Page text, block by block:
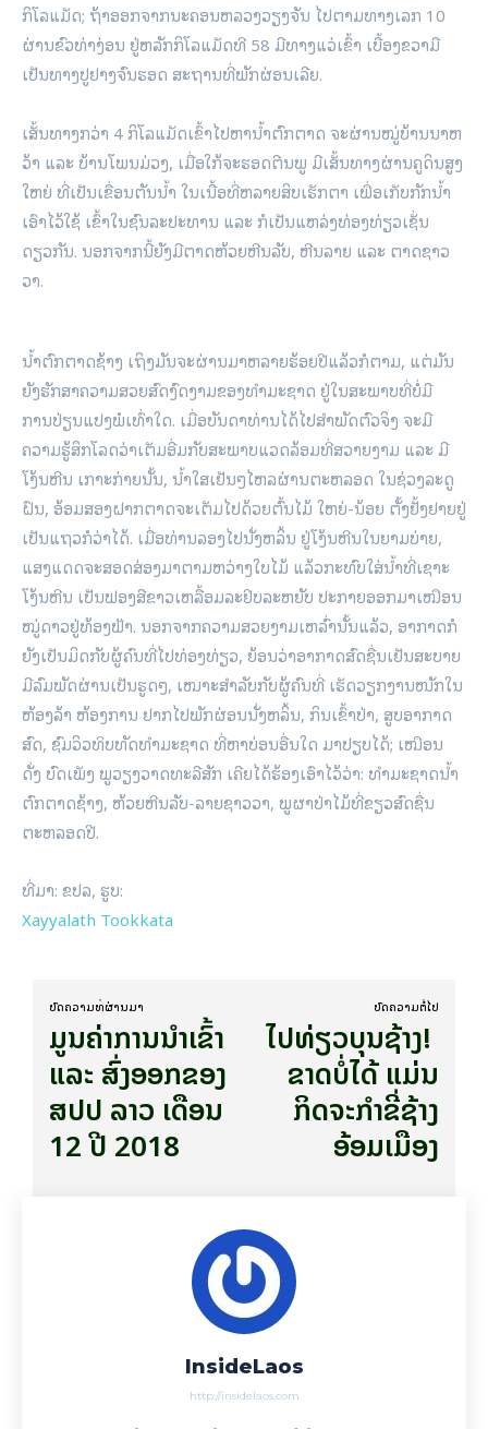
ກິໂລແມັດ; ຖ້າອອກຈາກນະຄອນຫລວງວຽງຈັນ ໄປຕາມທາງເລກ 10
ຜ່ານຂົວທ່າງ່ອນ ຢູ່ຫລັກກິໂລແມັດທີ 58 ມີທາງແວ່ເຂົ້າ ເບື້ອງຂວາມື​
ເປັນທາງປູຢາງຈົນຮອດ ສະຖານທີ່ພັກຜ່ອນເລີຍ.
ເສັ້ນທາງກວ່າ 4 ກິໂລແມັດເຂົ້າໄປຫານ້ຳຕົກຕາດ ຈະຜ່ານໝູ່ບ້ານນາຫ
ວ້າ ແລະ ບ້ານໂພນມ່ວງ, ເມື່ອໃກ້ຈະຮອດຕີນພູ ມີເສັ້ນທາງຜ່ານຄູດິນສູງ
ໃຫຍ່ ທີ່ເປັນເຂື່ອນຕັນນ້ຳ ໃນເນື້ອທີ່ຫລາຍສິບເຮັກຕາ ເພື່ອເກັບກັກນ້ຳ
ເອົາໄວ້ໃຊ້ ເຂົ້າໃນຊົນລະປະທານ ແລະ ກໍເປັນແຫລ່ງທ່ອງທ່ຽວເຊັ່ນ
ດຽວກັນ. ນອກຈາກ​ນີ້ຍັງ​ມີຕາດຫ້ວຍຫີນລັບ, ຫີນລາຍ ແລະ ຕາດຊາວ
ວາ.
ນ້ຳຕົກຕາດຊ້າງ ເຖິງມັນຈະຜ່ານມາຫລາຍຮ້ອຍປີແລ້ວກໍຕາມ, ແຕ່ມັນ
ຍັງຮັກສາຄວາມສວຍສົດງົດງາມຂອງທຳມະຊາດ ຢູ່ໃນສະພາບທີ່ບໍ່ມີ
ການປ່ຽນແປງພໍເທົ່າໃດ. ເມື່ອບັນດາທ່ານໄດ້ໄປສຳພັດຕົວຈິງ ຈະມີ
ຄວາມຮູ້ສຶກໂລດວ່າເຕັມອີ່ມກັບສະພາບແວດລ້ອມທີ່​ສວາຍ​ງາມ ​ແລະ ມີ
ໂງ້ນຫີນ ເກາະກ່າຍນັ້ນ, ນ້ຳໃສເຢັນໆໄຫລຜ່ານຕະຫລອດ ໃນຊ່ວງລະດູ
ຝົນ, ອ້ອມສອງຝາກຕາດຈະເຕັມໄປດ້ວຍຕົ້ນໄມ້ ໃຫຍ່-ນ້ອຍ ຕັ້ງຢັ້ງຢາຍຢູ່
ເປັນແຖວກໍວ່າໄດ້. ເມື່ອທ່ານລອງໄປນັ່ງຫລິ້ນ ຢູ່ໂງ້ນຫີນໃນຍາມບ່າຍ,
ແສງແດດຈະສອດສ່ອງມາຕາມຫວ່າງໃບໄມ້​ ແລ້ວກະທົບໃສ່ນ້ຳທີ່ເຊາະ
ໂງ້ນຫີນ ເປັນຟອງສີຂາວເຫລື້ອມລະຢິບລະຫຍັບ ປະກາຍອອກມາເໝືອນ
ໝູ່ດາວຢູ່ທ້ອງຟ້າ. ນອກຈາກຄວາມສວຍງາມ​ເຫລົ່າ​ນັ້ນແລ້ວ, ອາກາດກໍ
ຍັງເປັນມິດກັບຜູ້ຄົນທີ່ໄປທ່ອງທ່ຽວ, ຍ້ອນວ່າອາກາດສົດຊື່ນເຢັນສະບາຍ
ມີລົມພັດຜ່ານເປັນຮູດໆ, ເໝາະສຳລັບກັບຜູ້ຄົນທີ່ ເຮັດວຽກງານໜັກໃນ
ຫ້ອງລ້າ ຫ້ອງການ ຢາກໄປພັກຜ່ອນນັ່ງຫລິ້ນ, ກິນເຂົ້າປ່າ, ສູບອາກາດ
ສົດ, ຊົມວິວທິບທັດທຳມະຊາດ ທີ່ຫາບ່ອນອື່ນໃດ ມາປຽບໄດ້; ເໝືອນ
ດັ່ງ ບົດເພັງ ພູວຽງວາດທະລີສັກ ເຄີຍໄດ້ຮ້ອງເອົາໄວ້ວ່າ: ທຳມະຊາດນ້ຳ
ຕົກຕາດຊ້າງ, ຫ້ວຍຫີນລັບ-ລາຍຊາວວາ, ພູຜາປ່າໄມ້ທີ່ຂຽວສົດຊື່ນ
ຕະຫລອດປີ.
ທີ່​ມາ: ຂ​ປ​ລ, ຮູບ:
Xayyalath Tookkata
ບົດ​ຄວາມ​ທີ່​ຜ່ານ​ມາ
ມູນຄ່າການນໍາເຂົ້າ
ແລະ ສົ່ງອອກຂອງ
ສປປ ລາວ ເດືອນ
12 ປີ 2018
ບົດ​ຄວາມ​ຕໍ່​ໄປ
ໄປ​ທ່ຽວ​ບຸນ​ຊ້າງ! ​
ຂາດບໍ່​ໄດ້ ​ແມ່ນ​
ກິດ​ຈະ​ກຳ​ຂີ່​ຊ້າງ​
ອ້ອມ​ເມືອງ
InsideLaos
http://insidelaos.com